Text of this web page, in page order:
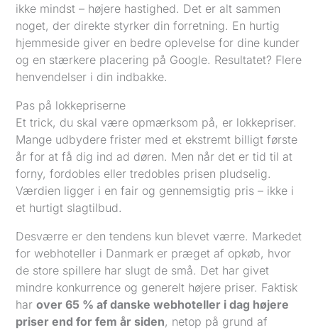
ikke mindst – højere hastighed. Det er alt sammen
noget, der direkte styrker din forretning. En hurtig
hjemmeside giver en bedre oplevelse for dine kunder
og en stærkere placering på Google. Resultatet? Flere
henvendelser i din indbakke.
Pas på lokkepriserne
Et trick, du skal være opmærksom på, er lokkepriser.
Mange udbydere frister med et ekstremt billigt første
år for at få dig ind ad døren. Men når det er tid til at
forny, fordobles eller tredobles prisen pludselig.
Værdien ligger i en fair og gennemsigtig pris – ikke i
et hurtigt slagtilbud.
Desværre er den tendens kun blevet værre. Markedet
for webhoteller i Danmark er præget af opkøb, hvor
de store spillere har slugt de små. Det har givet
mindre konkurrence og generelt højere priser. Faktisk
harover 65 % af danske webhoteller i dag højere
priser end for fem år siden, netop på grund af